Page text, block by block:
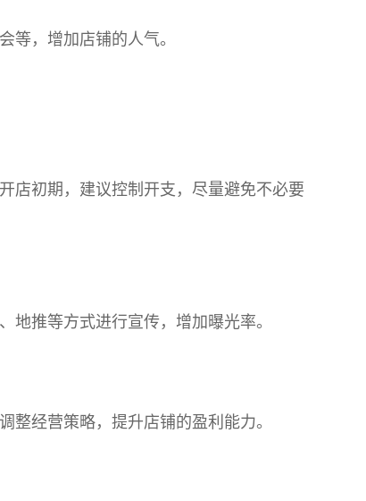
等，增加店铺的人气。
店初期，建议控制开支，尽量避免不必要
地推等方式进行宣传，增加曝光率。
整经营策略，提升店铺的盈利能力。